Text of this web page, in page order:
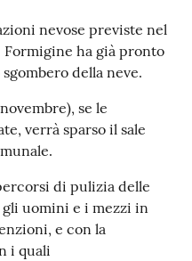
nevose previste nel
ha già pronto
della neve.
se le
verrà sparso il sale
di pulizia delle
uomini e i mezzi in
e con la
i quali